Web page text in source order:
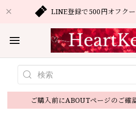
LINE登録で500円オフク
ご購入前にABOUTページのご確